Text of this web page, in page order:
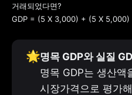
거래되었다면?
GDP = (5 X 3,000) + (5 X 5,000)
🌟명목 GDP와 실질
명목 GDP는 생산액
시장가격으로 평가